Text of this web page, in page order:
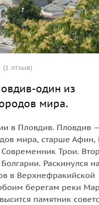
(1 отзыв)
один из
мира.
в Пловдив. Пловдив
мира, старше Афин,
Современник Трои.
Раскинулся
в Верхнефракийской
берегам реки
памятник